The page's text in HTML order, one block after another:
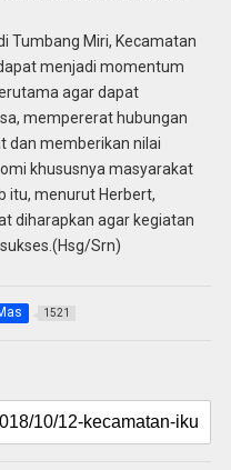
Tumbang Miri, Kecamatan
menjadi momentum
agar dapat
mempererat hubungan
dan memberikan nilai
khususnya masyarakat
itu, menurut Herbert,
diharapkan agar kegiatan
Srn)
1521